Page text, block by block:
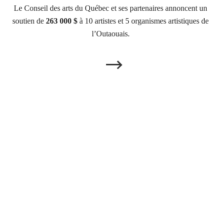
Le Conseil des arts du Québec et ses partenaires annoncent un
soutien de 263 000 $ à 10 artistes et 5 organismes artistiques de
l’Outaouais.